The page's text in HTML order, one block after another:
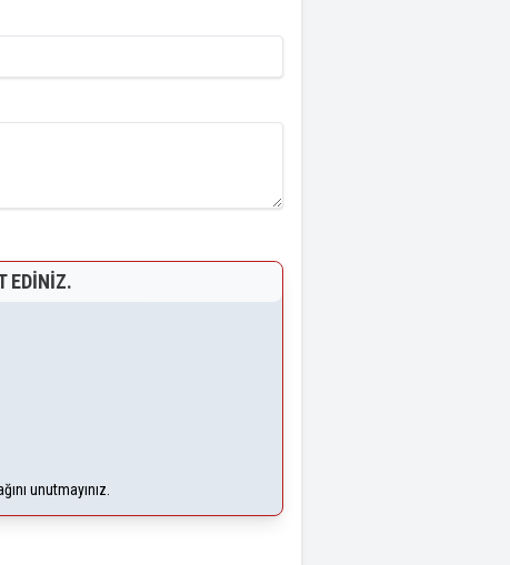
EDINIZ.
unutmayınız.